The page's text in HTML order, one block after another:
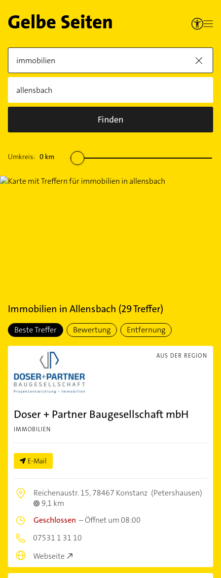
Finden
Umkreis: 0 km
Immobilien in Allensbach (29Treffer)
Beste Treffer Bewertung Entfernung
AUS DER REGION
Doser + Partner Baugesellschaft mbH
IMMOBILIEN
E-Mail
Reichenaustr. 15,78467 Konstanz (Petershausen)
9,1 km
Geschlossen –Öffnet um 08:00
07531 1 31 10
Webseite